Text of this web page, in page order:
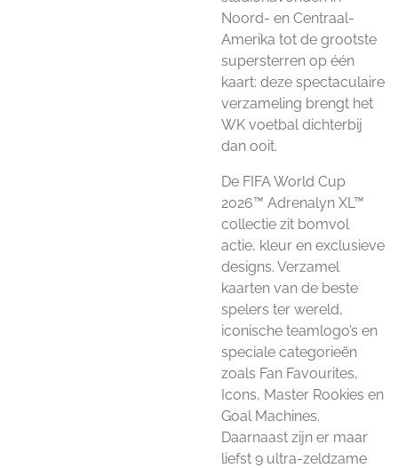
Noord- en Centraal-
Amerika tot de grootste
supersterren op één
kaart: deze spectaculaire
verzameling brengt het
WK voetbal dichterbij
dan ooit.
De FIFA World Cup
2026™ Adrenalyn XL™
collectie zit bomvol
actie, kleur en exclusieve
designs. Verzamel
kaarten van de beste
spelers ter wereld,
iconische teamlogo’s en
speciale categorieën
zoals Fan Favourites,
Icons, Master Rookies en
Goal Machines.
Daarnaast zijn er maar
liefst 9 ultra-zeldzame